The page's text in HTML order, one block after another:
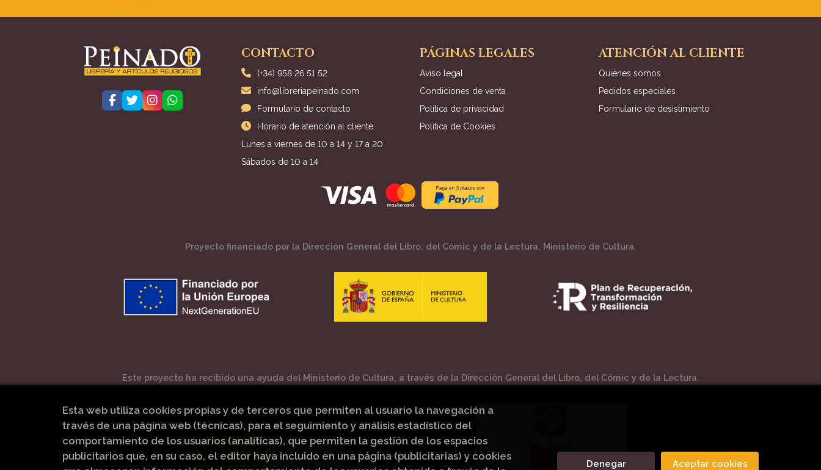
CONTACTO
(+34) 958 26 51 52
info@libreriapeinado.com
Formulario de contacto
Horario de atención al cliente:
Lunes a viernes de 10 a 14 y 17 a 20
Sábados de 10 a 14
PÁGINAS LEGALES
Aviso legal
Condiciones de venta
Política de privacidad
Política de Cookies
ATENCIÓN AL CLIENTE
Quiénes somos
Pedidos especiales
Formulario de desistimiento
Proyecto financiado por la Dirección General del Libro, del Cómic y de la Lectura, Ministerio de Cultura.
Este proyecto ha recibido una ayuda del Ministerio de Cultura, a través de la Dirección General del Libro, del Cómic y de la Lectura.
Esta web utiliza cookies propias y de terceros que permiten al usuario la navegación a
través de una página web (técnicas), para el seguimiento y análisis estadístico del
comportamiento de los usuarios (analíticas), que permiten la gestión de los espacios
publicitarios que, en su caso, el editor haya incluido en una página (publicitarias) y cookies
Denegar Aceptar cookies